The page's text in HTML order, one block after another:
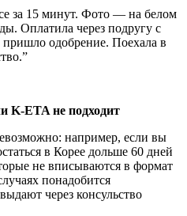
за 15 минут. Фото — на белом
Оплатила через подругу с
пришло одобрение. Поехала в
K-ETA не подходит
например, если вы
в Корее дольше 60 дней
не вписываются в формат
понадобится
через консульство